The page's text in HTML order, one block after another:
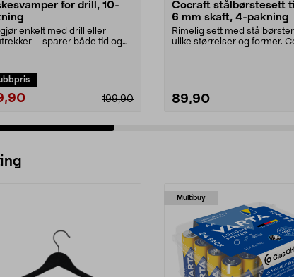
for drill, 10-
enkelt med drill eller
– sparer både tid og
199,90
Cocraft stålbørstesett
6 mm skaft, 4-pakning
Rimelig sett med
ulike størrelser og former.
89,90
Multibuy